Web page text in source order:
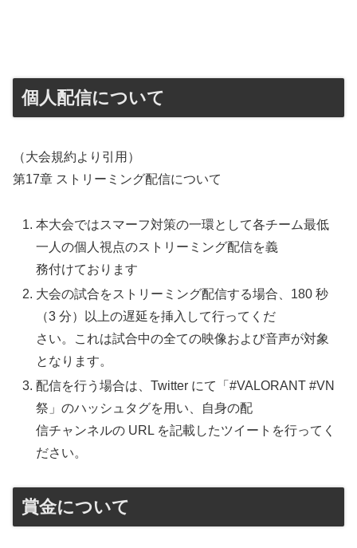
個人配信について
（大会規約より引用）
第17章 ストリーミング配信について
本大会ではスマーフ対策の一環として各チーム最低
一人の個人視点のストリーミング配信を義
務付けております
大会の試合をストリーミング配信する場合、180 秒
（3 分）以上の遅延を挿入して行ってくだ
さい。これは試合中の全ての映像および音声が対象
となります。
配信を行う場合は、Twitter にて「#VALORANT #VN
祭」のハッシュタグを用い、自身の配
信チャンネルの URL を記載したツイートを行ってく
ださい。
賞金について